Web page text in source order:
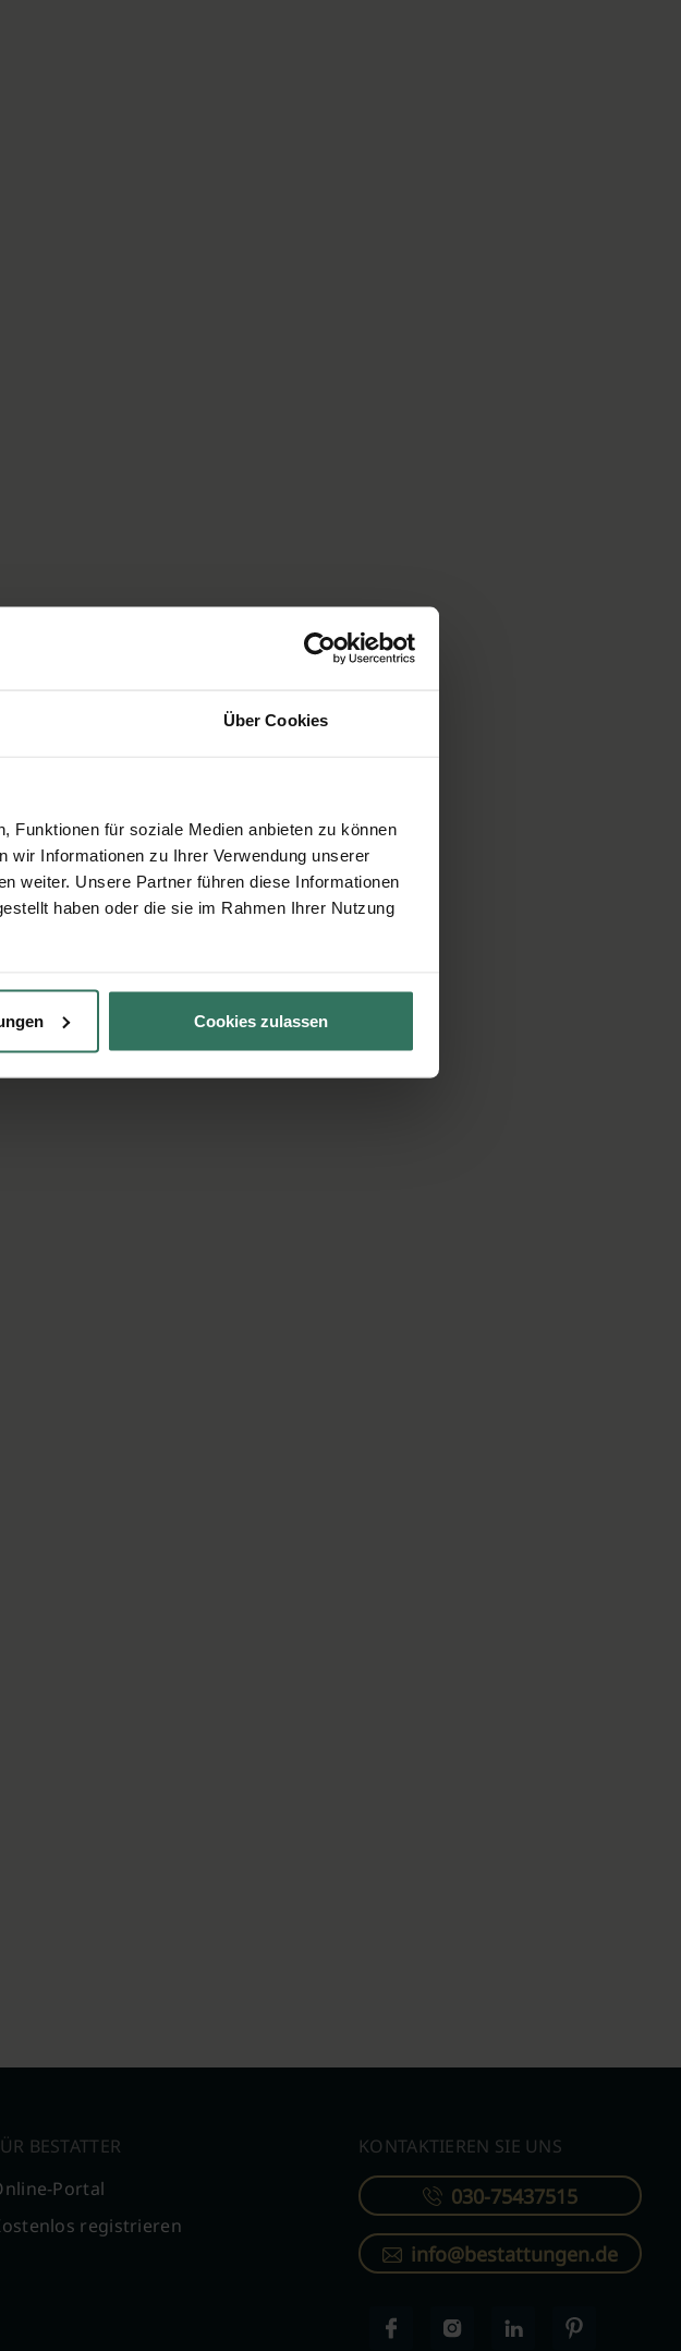
Über Cookies
Funktionen für soziale Medien anbieten zu können
wir Informationen zu Ihrer Verwendung unserer
weiter. Unsere Partner führen diese Informationen
haben oder die sie im Rahmen Ihrer Nutzung
Cookies zulassen
BESTATTER
Portal
registrieren
KONTAKTIEREN SIE UNS
030-75437515
info@bestattungen.de